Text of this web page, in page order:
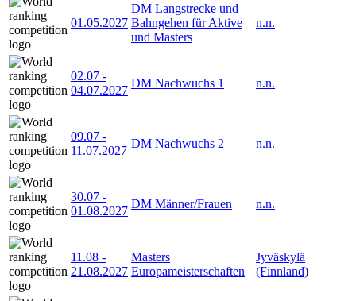
01.05.2027
DM Langstrecke und
Bahngehen für Aktive
und Masters
n.n.
02.07 -
04.07.2027
DM Nachwuchs 1 n.n.
09.07 -
11.07.2027
DM Nachwuchs 2 n.n.
30.07 -
01.08.2027
DM Männer/Frauen n.n.
11.08 -
21.08.2027
Masters
Europameisterschaften
Jyväskylä
(Finnland)